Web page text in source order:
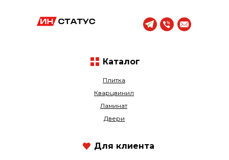
Плитка
Кварцвинил
Ламинат
Двери
Каталог
Для клиента